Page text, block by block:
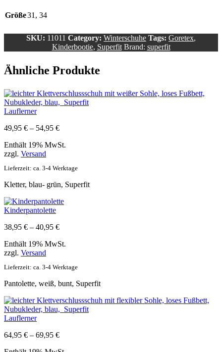
Größe31, 34
SKU: 11011 Category: Winterschuhe Tags: Goretex,
Kinderbootie, Superfit Brand: superfit
Ähnliche Produkte
Lauflerner
49,95 € – 54,95 €Preisspanne:
bis
Enthält 19% MwSt.
zzgl. Versand
Lieferzeit: ca. 3-4 Werktage
Kletter, blau- grün, Superfit
Kinderpantolette
38,95 € – 40,95 €Preisspanne:
bis
Enthält 19% MwSt.
zzgl. Versand
Lieferzeit: ca. 3-4 Werktage
Pantolette, weiß, bunt, Superfit
Lauflerner
64,95 € – 69,95 €Preisspanne: